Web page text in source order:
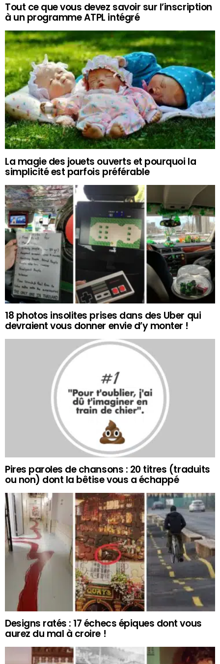
Tout ce que vous devez savoir sur l’inscription
à un programme ATPL intégré
La magie des jouets ouverts et pourquoi la
simplicité est parfois préférable
18 photos insolites prises dans des Uber qui
devraient vous donner envie d’y monter !
Pires paroles de chansons : 20 titres (traduits
ou non) dont la bêtise vous a échappé
Designs ratés : 17 échecs épiques dont vous
aurez du mal à croire !